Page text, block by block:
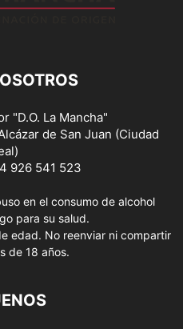
"D.O. La Mancha"
de San Juan (Ciudad
926 541 523
en el consumo de alcohol
para su salud.
edad. No reenviar ni compartir
de 18 años.